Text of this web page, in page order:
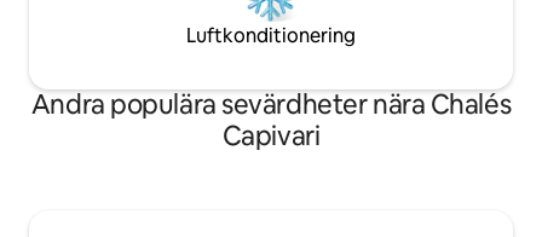
Luftkonditionering
Andra populära sevärdheter nära Chalés
Capivari